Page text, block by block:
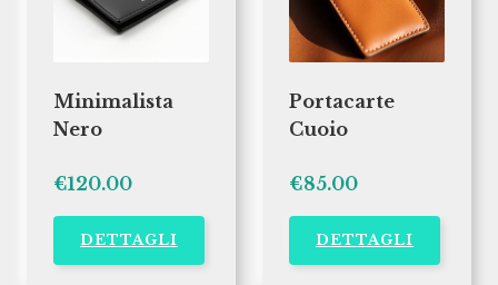
Minimalista
Nero
€120.00
DETTAGLI
Portacarte
Cuoio
€85.00
DETTAGLI